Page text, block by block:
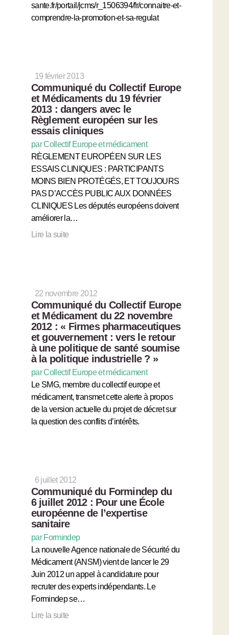
sante.fr/portail/jcms/r_1506394/fr/connaitre-et-
comprendre-la-promotion-et-sa-regulat
19 février 2013
Communiqué du Collectif Europe
et Médicaments du 19 février
2013 : dangers avec le
Règlement européen sur les
essais cliniques
par Collectif Europe et médicament
RÈGLEMENT EUROPÉEN SUR LES
ESSAIS CLINIQUES : PARTICIPANTS
MOINS BIEN PROTÉGÉS, ET TOUJOURS
PAS D’ACCÈS PUBLIC AUX DONNÉES
CLINIQUES Les députés européens doivent
améliorer la…
Lire la suite
22 novembre 2012
Communiqué du Collectif Europe
et Médicament du 22 novembre
2012 : « Firmes pharmaceutiques
et gouvernement : vers le retour
à une politique de santé soumise
à la politique industrielle ? »
par Collectif Europe et médicament
Le SMG, membre du collectif europe et
médicament, transmet cette alerte à propos
de la version actuelle du projet de décret sur
la question des conflits d’intérêts.
6 juillet 2012
Communiqué du Formindep du
6 juillet 2012 : Pour une École
européenne de l’expertise
sanitaire
par Formindep
La nouvelle Agence nationale de Sécurité du
Médicament (ANSM) vient de lancer le 29
Juin 2012 un appel à candidature pour
recruter des experts indépendants. Le
Formindep se…
Lire la suite